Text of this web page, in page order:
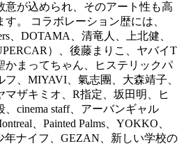
意が込められ、そのアート性も高
。 コラボレーション歴には、
、DOTAMA、清竜人、上北健、
）、後藤まりこ、ヤバイT
かまってちゃん、ヒステリックパ
フ、MIYAVI、氣志團、大森靖子、
マザキミオ、R指定、坂田明、ヒ
cinema staff、アーバンギャル
、Painted Palms、YOKKO、
年ナイフ、GEZAN、新しい学校の